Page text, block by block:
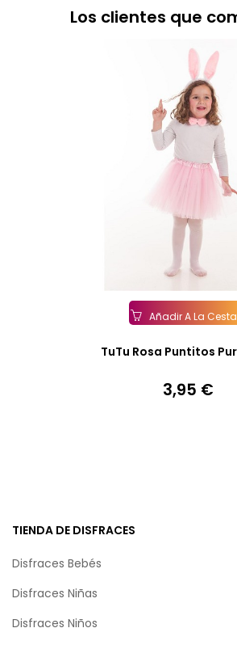
Los clientes que
Añadir A La Cesta
TuTu Rosa Puntitos
Precio
3,95 €
TIENDA DE DISFRACES
Disfraces Bebés
Disfraces Niñas
Disfraces Niños